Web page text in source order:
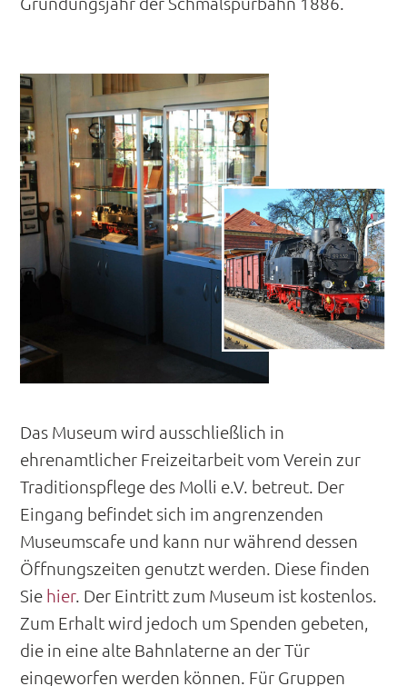
Das Museum wird ausschließlich in
ehrenamtlicher Freizeitarbeit vom Verein zur
Traditionspflege des Molli e.V. betreut. Der
Eingang befindet sich im angrenzenden
Museumscafe und kann nur während dessen
Öffnungszeiten genutzt werden. Diese finden
Sie hier. Der Eintritt zum Museum ist kostenlos.
Zum Erhalt wird jedoch um Spenden gebeten,
die in eine alte Bahnlaterne an der Tür
eingeworfen werden können. Für Gruppen